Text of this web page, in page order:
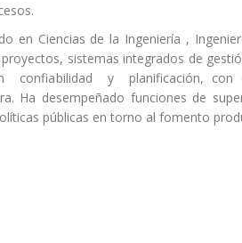
en Ciencias de la Ingeniería ,
sistemas integrados de
confiabilidad y planificación, con
Ha desempeñado funciones de
públicas en torno al fomento